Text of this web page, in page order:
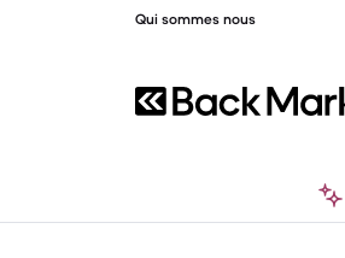
Qui sommes nous